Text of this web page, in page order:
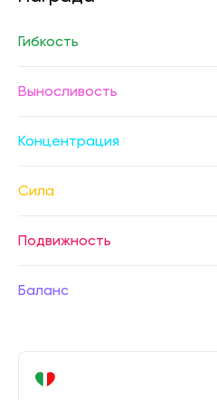
Гибкость
Выносливость
Концентрация
Сила
Подвижность
Баланс